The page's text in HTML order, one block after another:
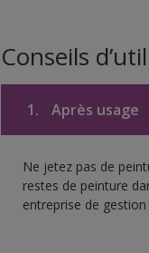
Conseils
1. Après usage
Ne jetez pas de
restes de peinture
entreprise de